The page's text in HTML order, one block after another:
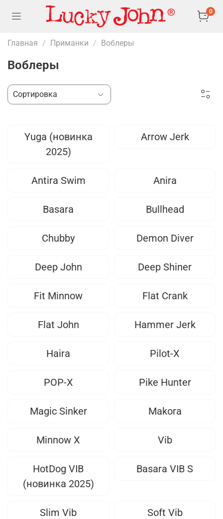
0
Главная Приманки Воблеры
Воблеры
Yuga (новинка
2025)
Arrow Jerk
Antira Swim Anira
Basara Bullhead
Chubby Demon Diver
Deep John Deep Shiner
Fit Minnow Flat Crank
Flat John Hammer Jerk
Haira Pilot-X
POP-X Pike Hunter
Magic Sinker Makora
Minnow X Vib
HotDog VIB
(новинка 2025)
Basara VIB S
Slim Vib Soft Vib